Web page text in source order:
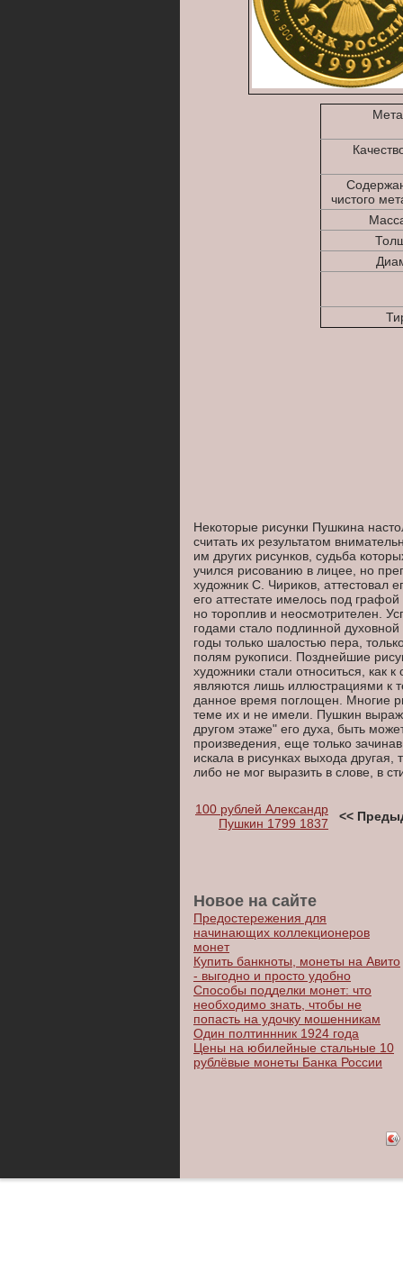
чистого
Некоторые рисунки Пушкина
считать их результатом
им других рисунков, судьба
учился рисованию в лицее, но
художник С. Чириков, аттестовал
его аттестате имелось под
но тороплив и неосмотрителен.
годами стало подлинной
годы только шалостью пера,
полям рукописи. Позднейшие
художники стали относиться, как
являются лишь иллюстрациями к
данное время поглощен. Многие
теме их и не имели. Пушкин
другом этаже" его духа, быть
произведения, еще только
искала в рисунках выхода
либо не мог выразить в слове, в
100 рублей Александр
Пушкин 1799 1837
<<
Новое на сайте
Предостережения для
начинающих коллекционеров
монет
Купить банкноты, монеты на Авито
- выгодно и просто удобно
Способы подделки монет: что
необходимо знать, чтобы не
попасть на удочку мошенникам
Один полтиннник 1924 года
Цены на юбилейные стальные 10
рублёвые монеты Банка России